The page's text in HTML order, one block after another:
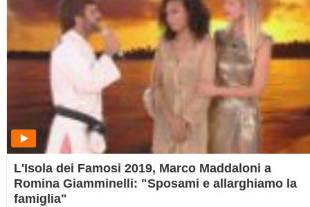
L'Isola dei Famosi 2019, Marco Maddaloni a
Romina Giamminelli: "Sposami e allarghiamo la
famiglia"